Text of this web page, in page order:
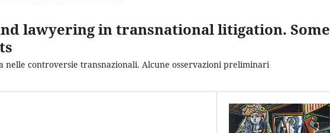
lawyering in transnational litigation. Some
nelle controversie transnazionali. Alcune osservazioni preliminari